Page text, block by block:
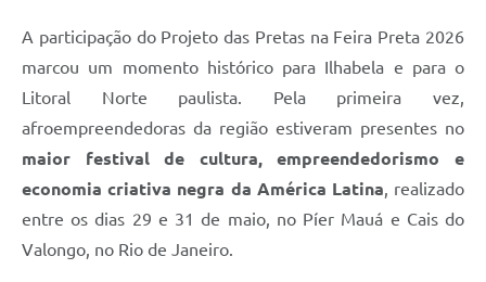
A participação do Projeto das Pretas na Feira Preta 2026
marcou um momento histórico para Ilhabela e para o
Litoral Norte paulista. Pela primeira vez,
afroempreendedoras da região estiveram presentes no
maior festival de cultura, empreendedorismo e
economia criativa negra da América Latina, realizado
entre os dias 29 e 31 de maio, no Píer Mauá e Cais do
Valongo, no Rio de Janeiro.